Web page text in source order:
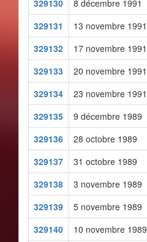
329130 8 décembre 1991
329131
13 novembre 1991
329132
17 novembre 1991
329133
20 novembre 1991
329134
23 novembre 1991
329135
9 décembre 1989
329136
28 octobre 1989
329137
31 octobre 1989
329138
3 novembre 1989
329139
5 novembre 1989
329140
10 novembre 1989